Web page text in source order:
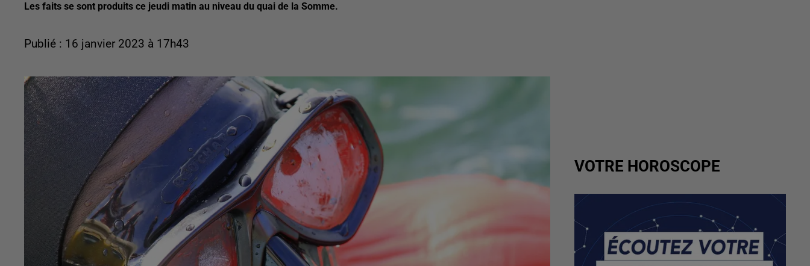
Les faits se sont produits ce jeudi matin au niveau du quai de la Somme.
Publié : 16 janvier 2023 à 17h43
VOTRE HOROSCOPE